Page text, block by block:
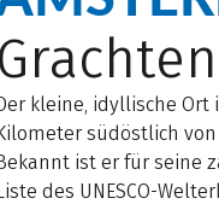
Grachten
kleine, idyllische
südöstlich
ist er für seine
des UNESCO-